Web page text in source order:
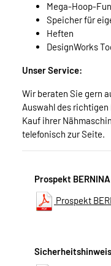
Mega-Hoop-
Speicher für
Heften
DesignWorks
Unser Service:
Wir beraten Sie gern
Auswahl des
Kauf ihrer
telefonisch zur Seite.
Prospekt
Prospekt